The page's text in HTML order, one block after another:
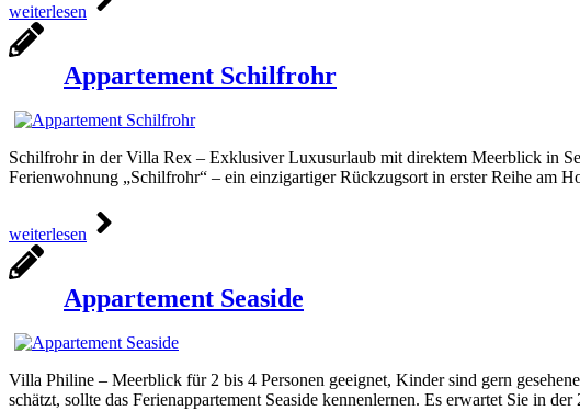
weiterlesen
Appartement Schilfrohr
Schilfrohr in der Villa Rex – Exklusiver Luxusurlaub mit direktem Meerblick in
Ferienwohnung „Schilfrohr“ – ein einzigartiger Rückzugsort in erster Reihe am
weiterlesen
Appartement Seaside
Villa Philine – Meerblick für 2 bis 4 Personen geeignet, Kinder sind gern
schätzt, sollte das Ferienappartement Seaside kennenlernen. Es erwartet Sie in